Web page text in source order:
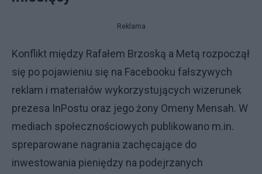
Reklama
Konflikt między Rafałem Brzoską a Metą rozpoczął
się po pojawieniu się na Facebooku fałszywych
reklam i materiałów wykorzystujących wizerunek
prezesa InPostu oraz jego żony Omeny Mensah. W
mediach społecznościowych publikowano m.in.
spreparowane nagrania zachęcające do
inwestowania pieniędzy na podejrzanych